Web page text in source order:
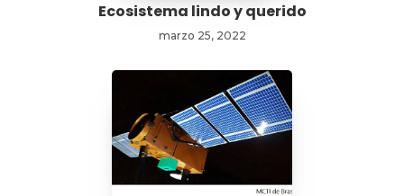
Ecosistema lindo y querido
marzo 25, 2022